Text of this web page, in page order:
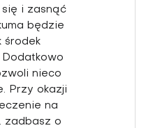
się i zasnąć
będzie
środek
nieco
Przy okazji
na
zadbasz o